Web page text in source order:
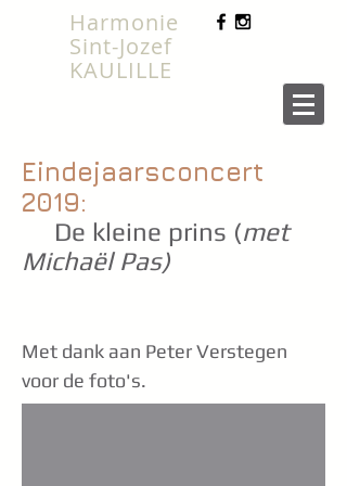
​Harmonie
Sint-Jozef
KAULILLE
Eindejaarsconcert
2019:
De kleine prins (met
Michaël Pas)
Met dank aan Peter Verstegen
voor de foto's.